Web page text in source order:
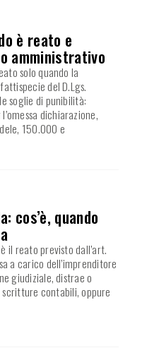
è reato e
amministrativo
solo quando la
del D.Lgs.
soglie di punibilità:
dichiarazione,
150.000 e
cos’è, quando
il reato previsto dall’art.
a carico dell’imprenditore
giudiziale, distrae o
contabili, oppure